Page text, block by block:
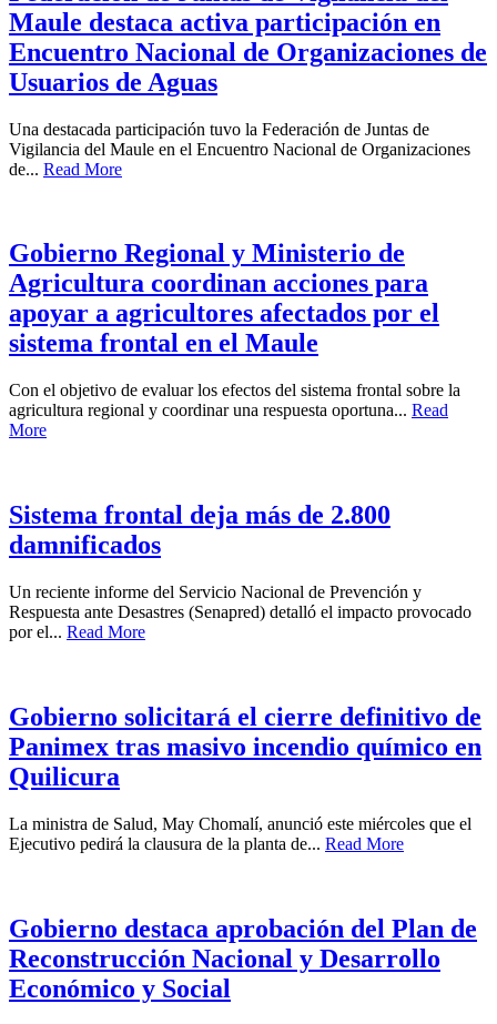
Maule destaca activa participación en
Encuentro Nacional de Organizaciones de
Usuarios de Aguas
Una destacada participación tuvo la Federación de Juntas de
Vigilancia del Maule en el Encuentro Nacional de Organizaciones
de... Read More
Gobierno Regional y Ministerio de
Agricultura coordinan acciones para
apoyar a agricultores afectados por el
sistema frontal en el Maule
Con el objetivo de evaluar los efectos del sistema frontal sobre la
agricultura regional y coordinar una respuesta oportuna... Read
More
Sistema frontal deja más de 2.800
damnificados
Un reciente informe del Servicio Nacional de Prevención y
Respuesta ante Desastres (Senapred) detalló el impacto provocado
por el... Read More
Gobierno solicitará el cierre definitivo de
Panimex tras masivo incendio químico en
Quilicura
La ministra de Salud, May Chomalí, anunció este miércoles que el
Ejecutivo pedirá la clausura de la planta de... Read More
Gobierno destaca aprobación del Plan de
Reconstrucción Nacional y Desarrollo
Económico y Social